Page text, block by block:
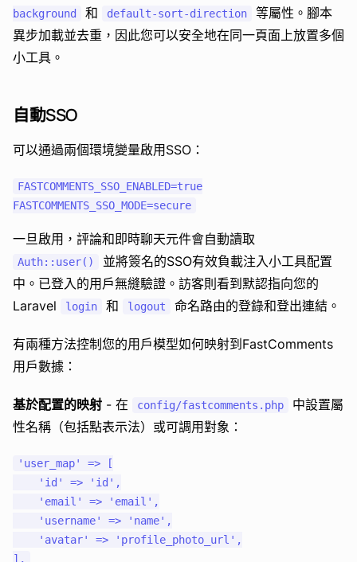
background
和 default-sort-direction
等屬性。腳本
異步加載並去重，因此您可以安全地在同一頁面上放置多個
小工具。
自動SSO
可以通過兩個環境變量啟用SSO：
FASTCOMMENTS_SSO_ENABLED=true
一旦啟用，評論和即時聊天元件會自動讀取
Auth::user()
並將簽名的SSO有效負載注入小工具配置
中。已登入的用戶無縫驗證。訪客則看到默認指向您的
Laravel
login 和 logout 命名路由的登錄和登出連結。
有兩種方法控制您的用戶模型如何映射到FastComments
用戶數據：
基於配置的映射 - 在 config/fastcomments.php
中設置屬
性名稱（包括點表示法）或可調用對象：
'user_map' => [
    'id' => 'id',
    'email' => 'email',
    'username' => 'name',
    'avatar' => 'profile_photo_url',